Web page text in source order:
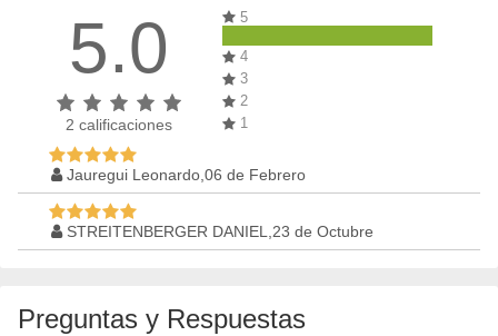
5.0
2 calificaciones
5
4
3
2
1
Jauregui Leonardo,06 de Febrero
STREITENBERGER DANIEL,23 de Octubre
Preguntas y Respuestas